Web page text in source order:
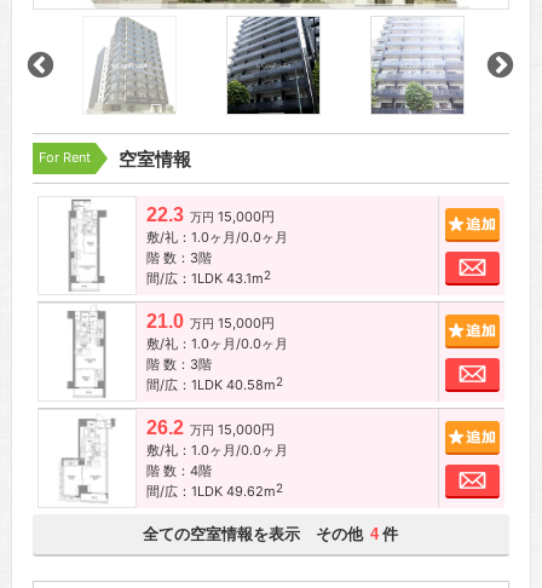
For Rent 空室情報
22.3 万円 15,000円
敷/礼：1.0ヶ月/0.0ヶ月
階 数：3階
間/広：1LDK 43.1m2
お問
21.0 万円 15,000円
敷/礼：1.0ヶ月/0.0ヶ月
階 数：3階
間/広：1LDK 40.58m2
お問
26.2 万円 15,000円
敷/礼：1.0ヶ月/0.0ヶ月
階 数：4階
間/広：1LDK 49.62m2
お問
全ての空室情報を表示 その他 4 件